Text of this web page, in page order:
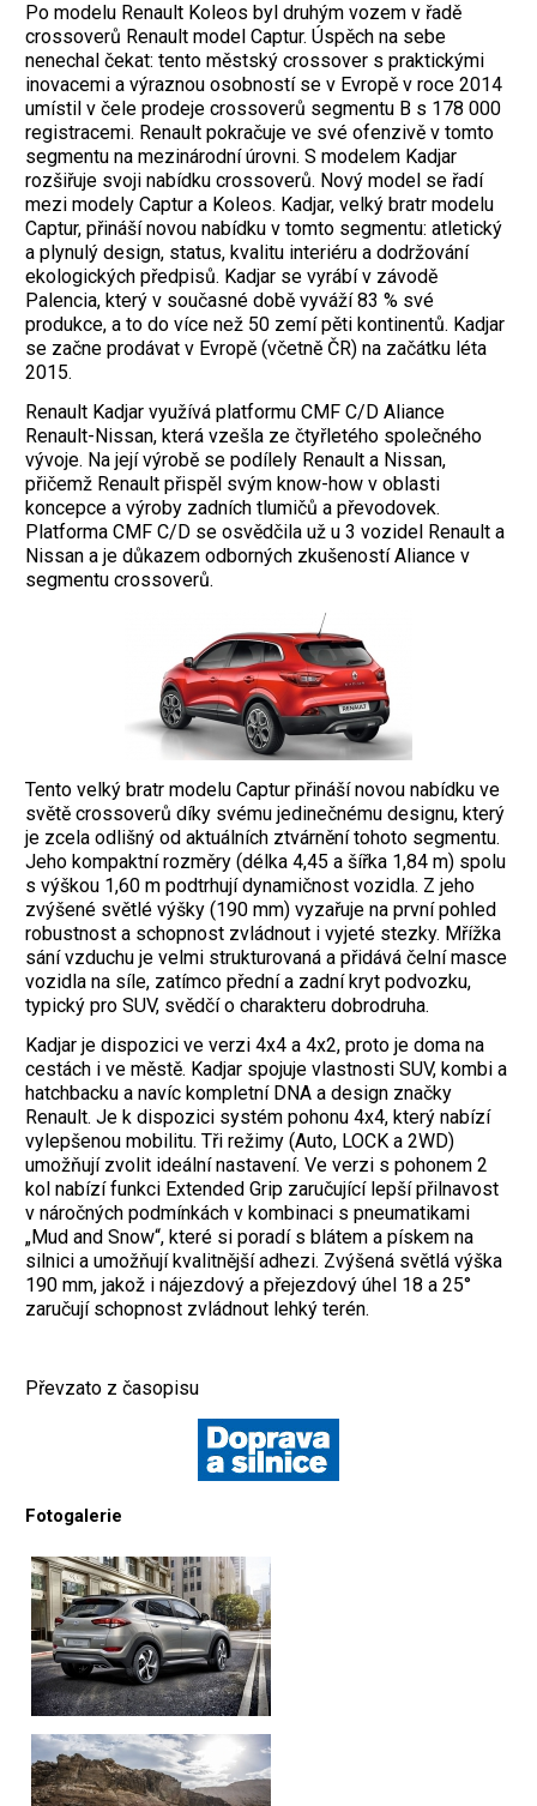
Po modelu Renault Koleos byl druhým vozem v řadě
crossoverů Renault model Captur. Úspěch na sebe
nenechal čekat: tento městský crossover s praktickými
inovacemi a výraznou osobností se v Evropě v roce 2014
umístil v čele prodeje crossoverů segmentu B s 178 000
registracemi. Renault pokračuje ve své ofenzivě v tomto
segmentu na mezinárodní úrovni. S modelem Kadjar
rozšiřuje svoji nabídku crossoverů. Nový model se řadí
mezi modely Captur a Koleos. Kadjar, velký bratr modelu
Captur, přináší novou nabídku v tomto segmentu: atletický
a plynulý design, status, kvalitu interiéru a dodržování
ekologických předpisů. Kadjar se vyrábí v závodě
Palencia, který v současné době vyváží 83 % své
produkce, a to do více než 50 zemí pěti kontinentů. Kadjar
se začne prodávat v Evropě (včetně ČR) na začátku léta
2015.
Renault Kadjar využívá platformu CMF C/D Aliance
Renault-Nissan, která vzešla ze čtyřletého společného
vývoje. Na její výrobě se podílely Renault a Nissan,
přičemž Renault přispěl svým know-how v oblasti
koncepce a výroby zadních tlumičů a převodovek.
Platforma CMF C/D se osvědčila už u 3 vozidel Renault a
Nissan a je důkazem odborných zkušeností Aliance v
segmentu crossoverů.
Tento velký bratr modelu Captur přináší novou nabídku ve
světě crossoverů díky svému jedinečnému designu, který
je zcela odlišný od aktuálních ztvárnění tohoto segmentu.
Jeho kompaktní rozměry (délka 4,45 a šířka 1,84 m) spolu
s výškou 1,60 m podtrhují dynamičnost vozidla. Z jeho
zvýšené světlé výšky (190 mm) vyzařuje na první pohled
robustnost a schopnost zvládnout i vyjeté stezky. Mřížka
sání vzduchu je velmi strukturovaná a přidává čelní masce
vozidla na síle, zatímco přední a zadní kryt podvozku,
typický pro SUV, svědčí o charakteru dobrodruha.
Kadjar je dispozici ve verzi 4x4 a 4x2, proto je doma na
cestách i ve městě. Kadjar spojuje vlastnosti SUV, kombi a
hatchbacku a navíc kompletní DNA a design značky
Renault. Je k dispozici systém pohonu 4x4, který nabízí
vylepšenou mobilitu. Tři režimy (Auto, LOCK a 2WD)
umožňují zvolit ideální nastavení. Ve verzi s pohonem 2
kol nabízí funkci Extended Grip zaručující lepší přilnavost
v náročných podmínkách v kombinaci s pneumatikami
„Mud and Snow“, které si poradí s blátem a pískem na
silnici a umožňují kvalitnější adhezi. Zvýšená světlá výška
190 mm, jakož i nájezdový a přejezdový úhel 18 a 25°
zaručují schopnost zvládnout lehký terén.
Převzato z časopisu
Fotogalerie